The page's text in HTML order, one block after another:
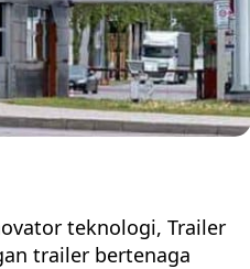
teknologi, Trailer
trailer bertenaga